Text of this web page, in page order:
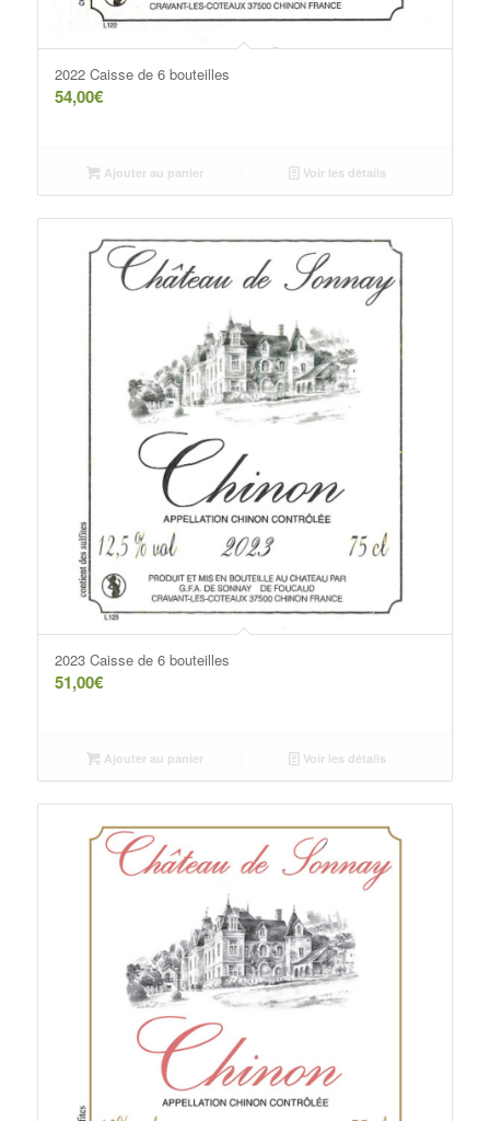
2022 Caisse de 6 bouteilles
54,00€
Ajouter au panier Voir les détails
2023 Caisse de 6 bouteilles
51,00€
Ajouter au panier Voir les détails